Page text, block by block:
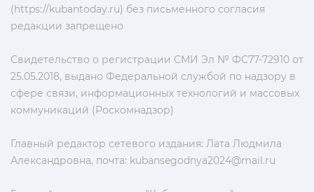
(https://kubantoday.ru) без письменного согласия
редакции запрещено
Свидетельство о регистрации СМИ Эл № ФС77-72910 от
25.05.2018, выдано Федеральной службой по надзору в
сфере связи, информационных технологий и массовых
коммуникаций (Роскомнадзор)
Главный редактор сетевого издания: Лата Людмила
Александровна, почта: kubansegodnya2024@mail.ru